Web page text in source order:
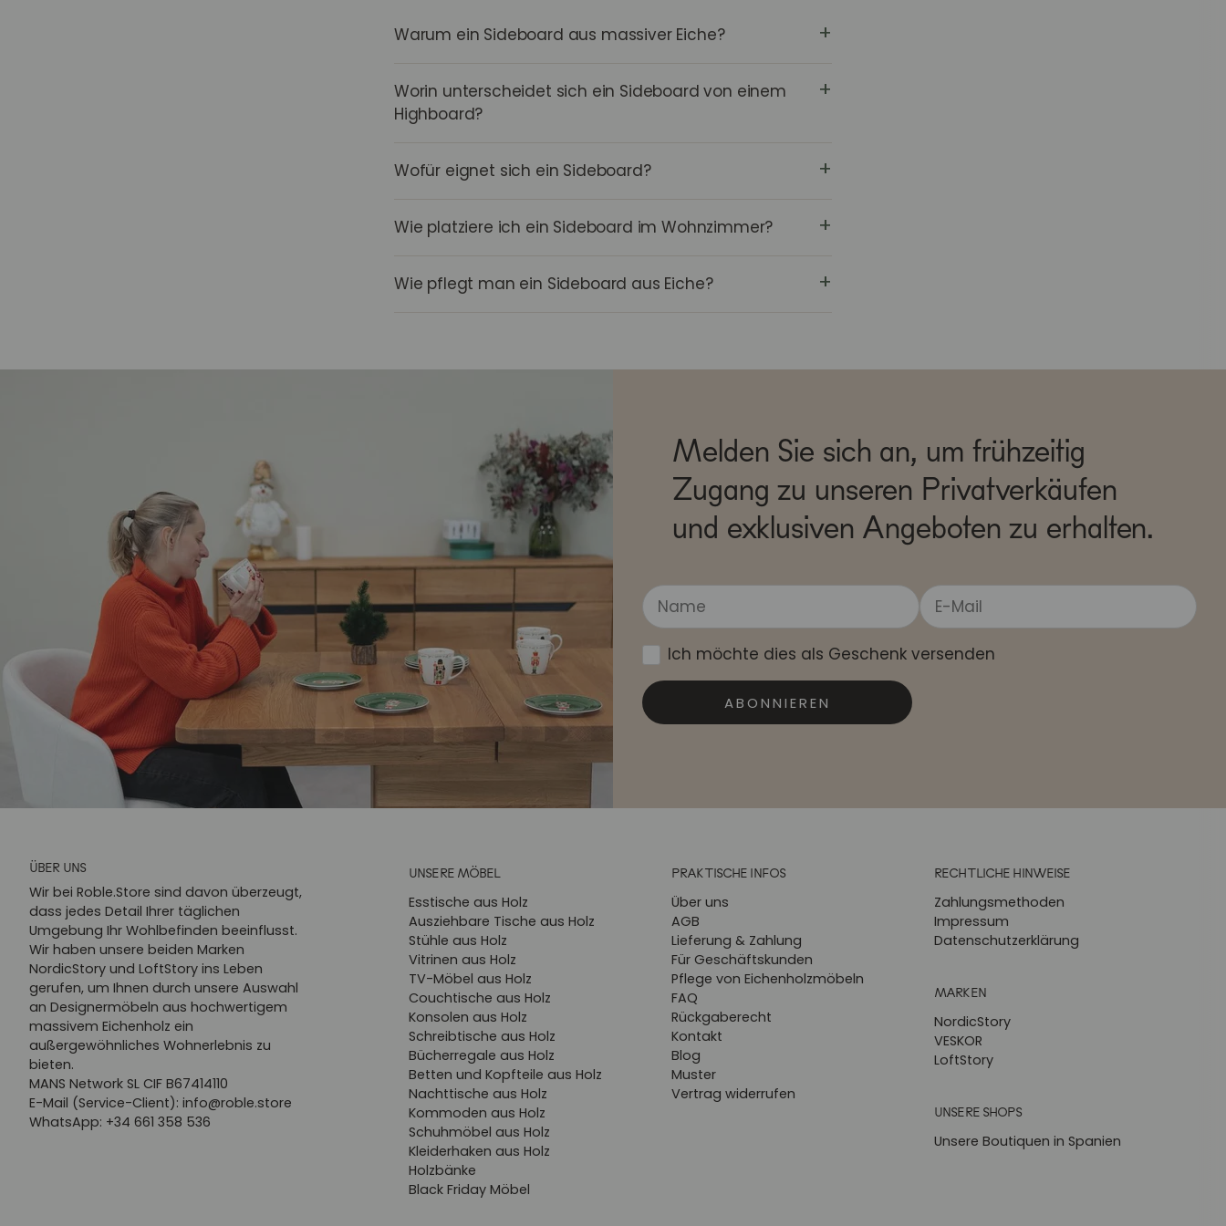
Warum ein Sideboard aus massiver Eiche?
Worin unterscheidet sich ein Sideboard von einem
Highboard?
Wofür eignet sich ein Sideboard?
Wie platziere ich ein Sideboard im Wohnzimmer?
Wie pflegt man ein Sideboard aus Eiche?
Melden Sie sich an, um frühzeitig
Zugang zu unseren Privatverkäufen
und exklusiven Angeboten zu erhalten.
Ich möchte dies als Geschenk versenden
ABONNIEREN
ÜBER UNS
Wir bei Roble.Store sind davon überzeugt,
dass jedes Detail Ihrer täglichen
Umgebung Ihr Wohlbefinden beeinflusst.
Wir haben unsere beiden Marken
NordicStory und LoftStory ins Leben
gerufen, um Ihnen durch unsere Auswahl
an Designermöbeln aus hochwertigem
massivem Eichenholz ein
außergewöhnliches Wohnerlebnis zu
bieten.
MANS Network SL CIF B67414110
E-Mail (Service-Client): info@roble.store
WhatsApp: +34 661 358 536
UNSERE MÖBEL
Esstische aus Holz
Ausziehbare Tische aus Holz
Stühle aus Holz
Vitrinen aus Holz
TV-Möbel aus Holz
Couchtische aus Holz
Konsolen aus Holz
Schreibtische aus Holz
Bücherregale aus Holz
Betten und Kopfteile aus Holz
Nachttische aus Holz
Kommoden aus Holz
Schuhmöbel aus Holz
Kleiderhaken aus Holz
Holzbänke
Black Friday Möbel
PRAKTISCHE INFOS
Über uns
AGB
Lieferung & Zahlung
Für Geschäftskunden
Pflege von Eichenholzmöbeln
FAQ
Rückgaberecht
Kontakt
Blog
Muster
Vertrag widerrufen
RECHTLICHE HINWEISE
Zahlungsmethoden
Impressum
Datenschutzerklärung
MARKEN
NordicStory
VESKOR
LoftStory
UNSERE SHOPS
Unsere Boutiquen in Spanien